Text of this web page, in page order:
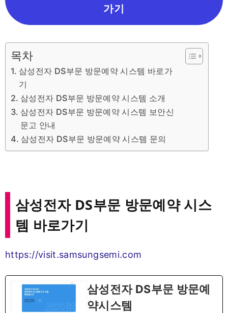
가기
목차
삼성전자 DS부문 방문예약 시스템 바로가
기
삼성전자 DS부문 방문예약 시스템 소개
삼성전자 DS부문 방문예약 시스템 보안신
문고 안내
삼성전자 DS부문 방문예약 시스템 문의
삼성전자 DS부문 방문예약 시스
템 바로가기
https://visit.samsungsemi.com
삼성전자 DS부문 방문예
약시스템